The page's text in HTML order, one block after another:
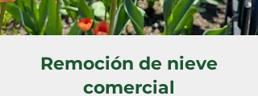
Remoción de nieve
comercial